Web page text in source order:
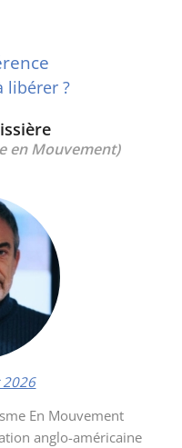
libérer ?
en Mouvement)
2026
En Mouvement
anglo-américaine